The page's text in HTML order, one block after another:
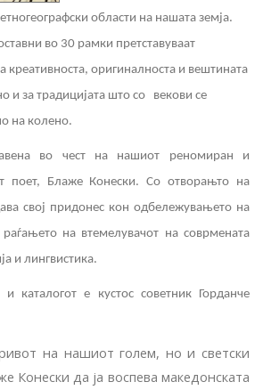
области на нашата земја.
во 30 рамки претставуваат
креативноста, оригиналноста и вештината
и за традицијата што со векови се
на колено.
во чест на нашиот реномиран и
поет, Блаже Конески. Со отворањто на
свој придонес кон одбележувањето на
на втемелувачот на соврмената
и лингвистика.
каталогот е кустос советник Горданче
на нашиот го­лем, но и светски
Конески да ја воспева македонската